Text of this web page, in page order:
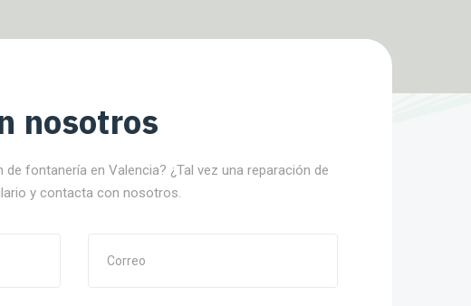
nosotros
de fontanería en Valencia? ¿Tal vez una reparación de
y contacta con nosotros.